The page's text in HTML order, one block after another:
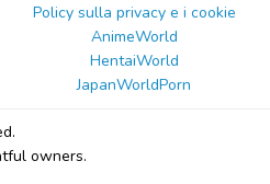
Policy sulla privacy e i cookie
AnimeWorld
HentaiWorld
JapanWorldPorn
owners.